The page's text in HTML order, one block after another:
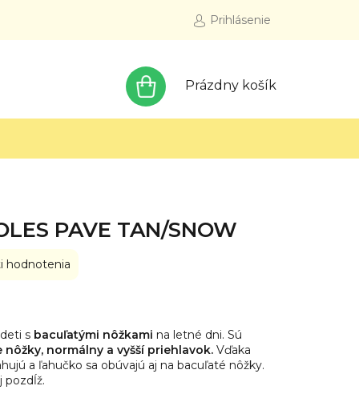
Prihlásenie
KOŠÍK
Prázdny košík
PAVE TAN/SNOW
s bacuľatými nôžkami na letné dni. Sú
nôžky, normálny a vyšší priehlavok. Vďaka
a ľahučko sa obúvajú aj na bacuľaté nôžky.
pozdĺž.
hodnotenia